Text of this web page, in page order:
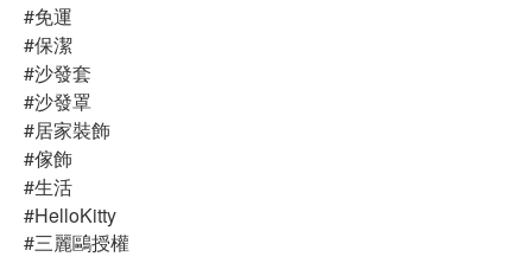
#免運
#保潔
#沙發套
#沙發罩
#居家裝飾
#傢飾
#生活
#HelloKitty
#三麗鷗授權